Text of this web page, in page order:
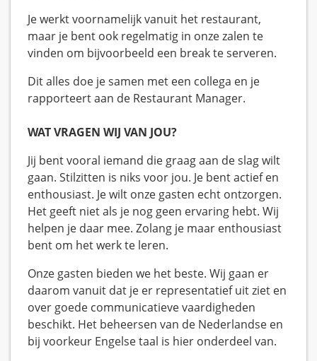
Je werkt voornamelijk vanuit het restaurant,
maar je bent ook regelmatig in onze zalen te
vinden om bijvoorbeeld een break te serveren.
Dit alles doe je samen met een collega en je
rapporteert aan de Restaurant Manager.
WAT VRAGEN WIJ VAN JOU?
Jij bent vooral iemand die graag aan de slag wilt
gaan. Stilzitten is niks voor jou. Je bent actief en
enthousiast. Je wilt onze gasten echt ontzorgen.
Het geeft niet als je nog geen ervaring hebt. Wij
helpen je daar mee. Zolang je maar enthousiast
bent om het werk te leren.
Onze gasten bieden we het beste. Wij gaan er
daarom vanuit dat je er representatief uit ziet en
over goede communicatieve vaardigheden
beschikt. Het beheersen van de Nederlandse en
bij voorkeur Engelse taal is hier onderdeel van.